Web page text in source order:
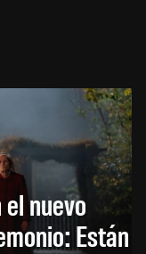
nuevo
Están